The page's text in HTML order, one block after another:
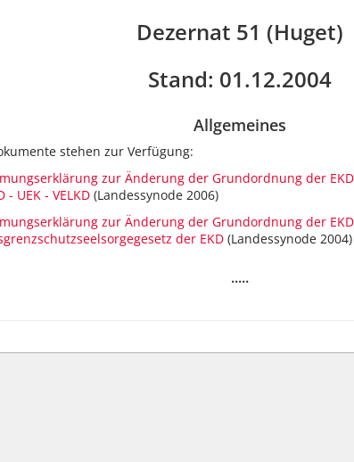
Dezernat 51 (Huget)
Stand: 01.12.2004
Allgemeines
stehen zur Verfügung:
zur Änderung der Grundordnung der
- UEK - VELKD (Landessynode 2006)
zur Änderung der Grundordnung der
der EKD (Landessynode 2004)
.....